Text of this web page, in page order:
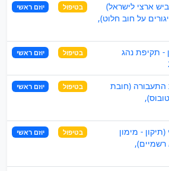
ארצי לישראל)
על חוב חלוט),
בטיפול יוזם ראשי
- תקיפת נהג
בטיפול יוזם ראשי
התעבורה (חובת
בטיפול יוזם ראשי
- מימון
רשמיים),
בטיפול יוזם ראשי